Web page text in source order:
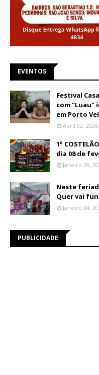
EVENTOS
Festival
com
em Porto
Abril 02, 2026
1º
dia 08 de
Janeiro 28,
Neste
Quer vai
Janeiro 24,
PUBLICIDADE